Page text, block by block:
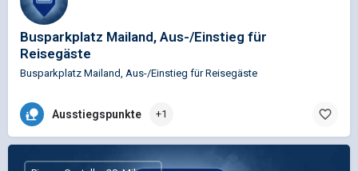
Busparkplatz Mailand, Aus-/Einstieg für
Reisegäste
Busparkplatz Mailand, Aus-/Einstieg für Reisegäste
Ausstiegspunkte +1